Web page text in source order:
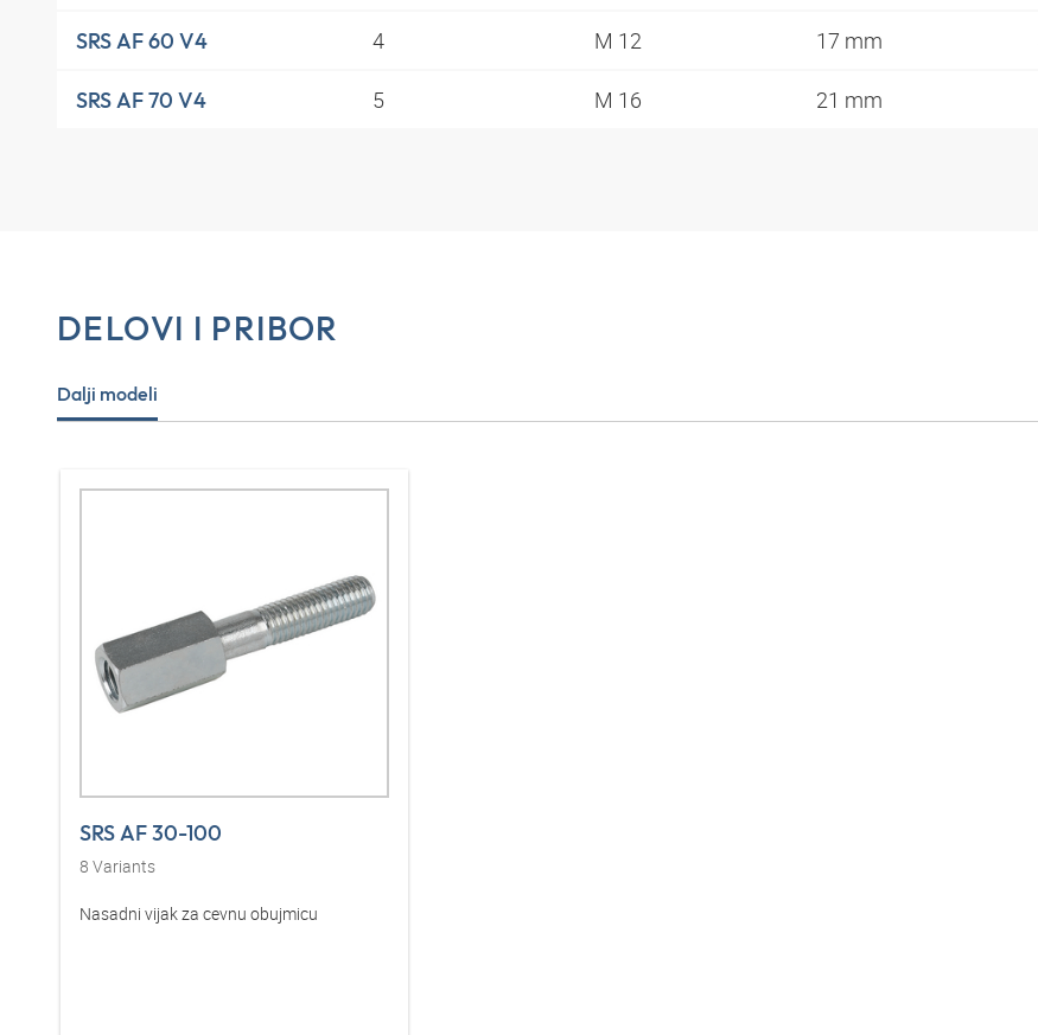
SRS AF 60 V4 4 M 12 17 mm
SRS AF 70 V4 5 M 16 21 mm
DELOVI I PRIBOR
Dalji modeli
SRS AF 30-100
8 Variants
Nasadni vijak za cevnu obujmicu